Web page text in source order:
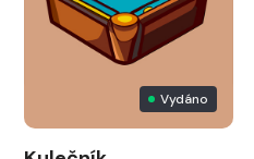
Vydáno